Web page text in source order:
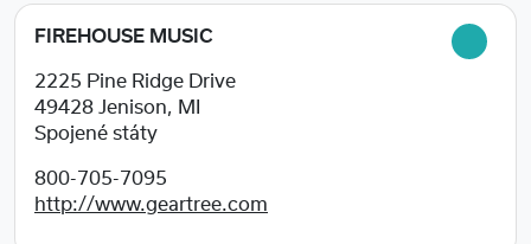
FIREHOUSE MUSIC
2225 Pine Ridge Drive
49428 Jenison, MI
Spojené státy
800-705-7095
http://www.geartree.com